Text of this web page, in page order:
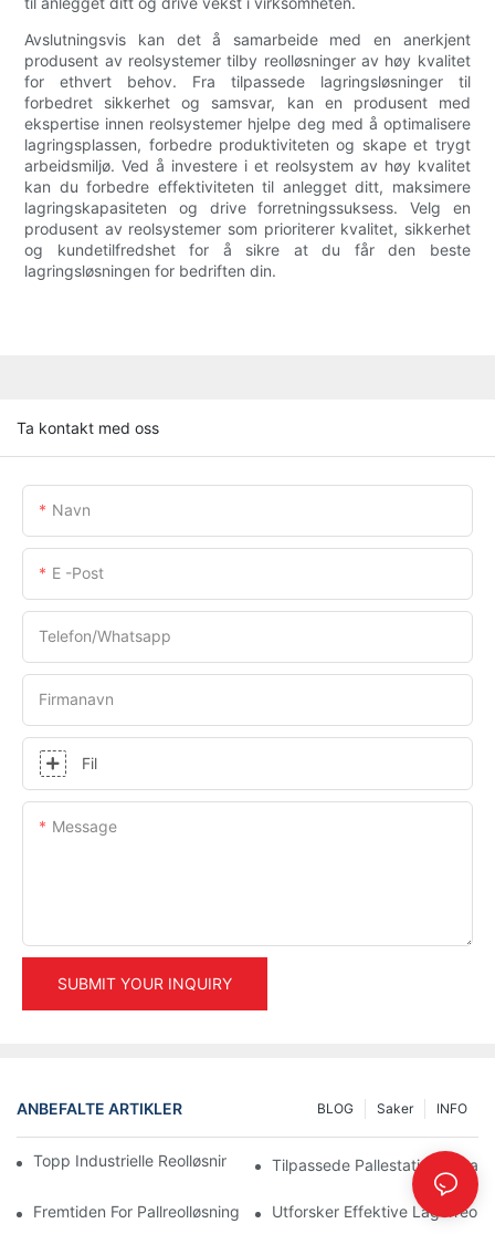
Avslutningsvis kan det å samarbeide med en anerkjent
produsent av reolsystemer tilby reolløsninger av høy kvalitet
for ethvert behov. Fra tilpassede lagringsløsninger til
forbedret sikkerhet og samsvar, kan en produsent med
ekspertise innen reolsystemer hjelpe deg med å optimalisere
lagringsplassen, forbedre produktiviteten og skape et trygt
arbeidsmiljø. Ved å investere i et reolsystem av høy kvalitet
kan du forbedre effektiviteten til anlegget ditt, maksimere
lagringskapasiteten og drive forretningssuksess. Velg en
produsent av reolsystemer som prioriterer kvalitet, sikkerhet
og kundetilfredshet for å sikre at du får den beste
lagringsløsningen for bedriften din.
Ta kontakt med oss
Navn
E -post
Telefon/whatsapp
Firmanavn
Fil
Message
SUBMIT YOUR INQUIRY
ANBEFALTE ARTIKLER INFO
Saker
BLOG
Topp Industrielle Reolløsninger For Effektiv Lagerstyring
Tilpassede
Fremtiden For Pallreolløsninger: Trender Og Innovasjoner
Utforsker Effektive